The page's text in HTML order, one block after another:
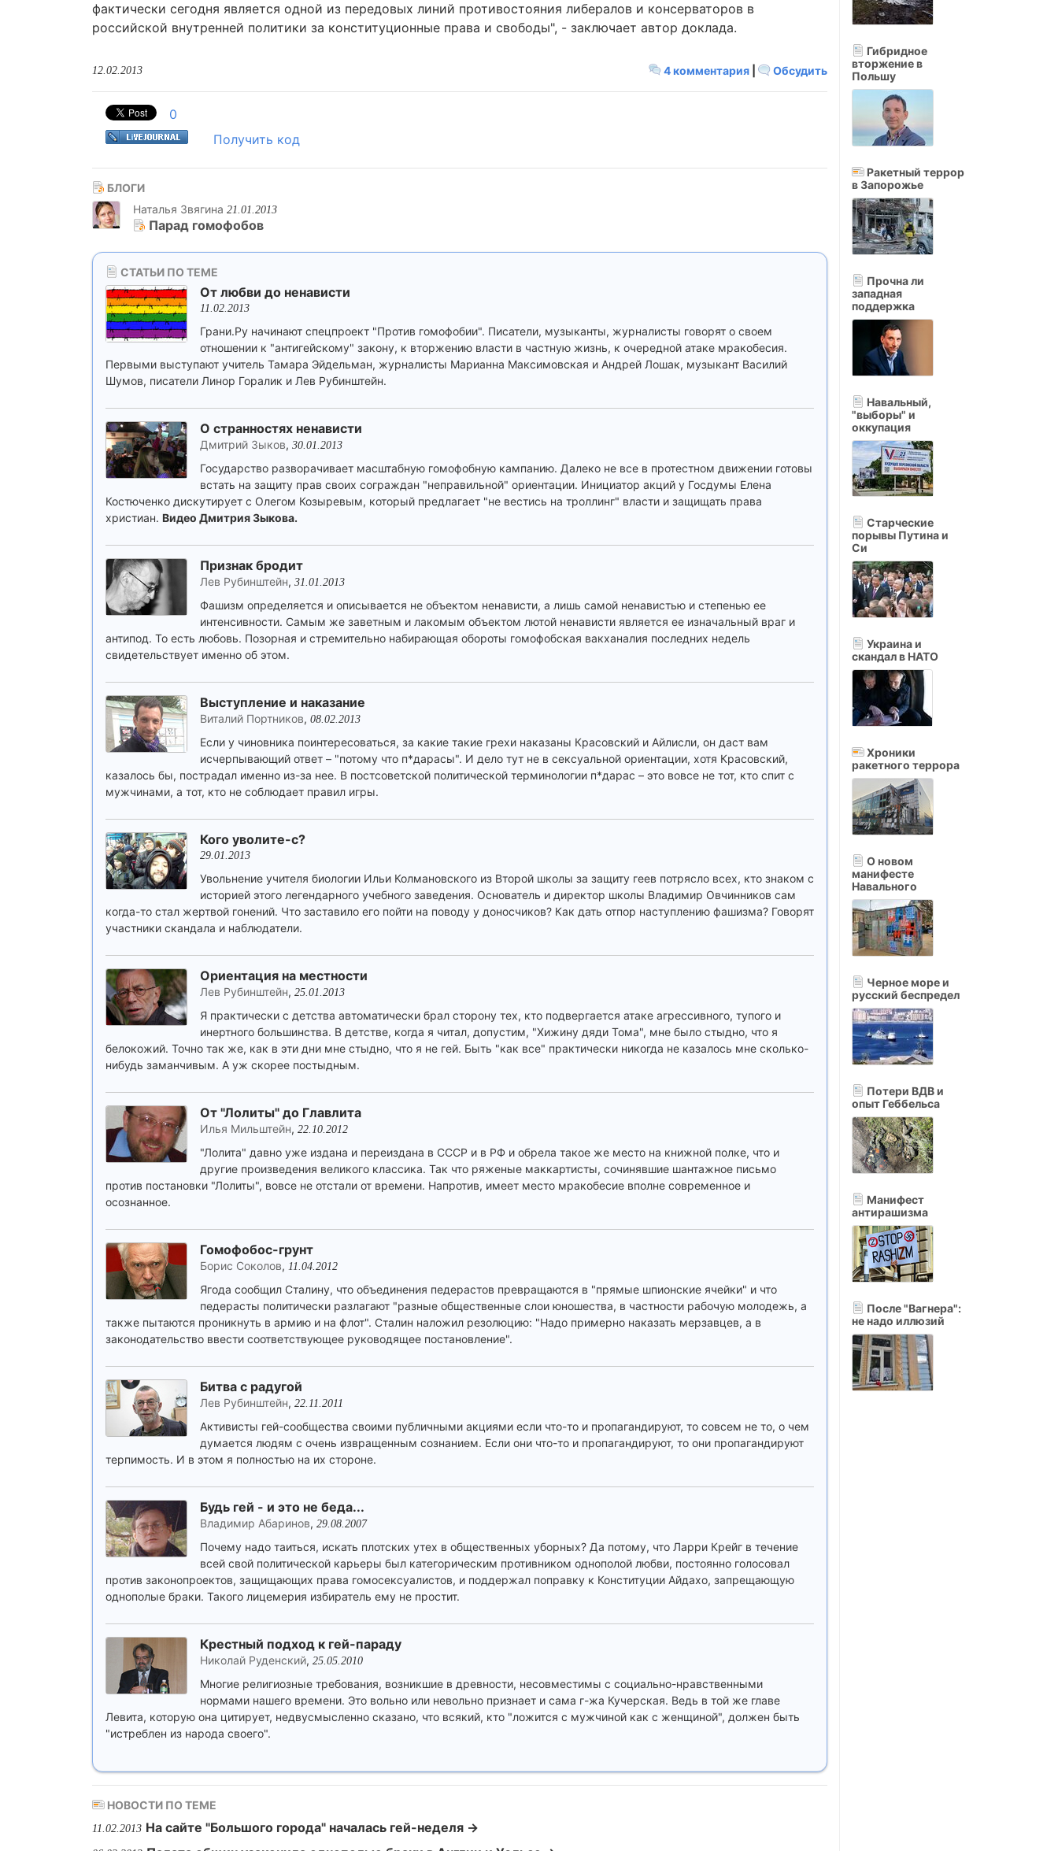
фактически сегодня является одной из передовых линий противостояния либералов и консерваторов в
российской внутренней политики за конституционные права и свободы", - заключает автор доклада.
4 комментария Обсудить
12.02.2013
0
Получить код
БЛОГИ
Наталья Звягина 21.01.2013
Парад гомофобов
СТАТЬИ ПО ТЕМЕ
От любви до ненависти
11.02.2013
Грани.Ру начинают спецпроект "Против гомофобии". Писатели, музыканты, журналисты говорят о своем
отношении к "антигейскому" закону, к вторжению власти в частную жизнь, к очередной атаке мракобесия.
Первыми выступают учитель Тамара Эйдельман, журналисты Марианна Максимовская и Андрей Лошак, музыкант Василий
Шумов, писатели Линор Горалик и Лев Рубинштейн.
О странностях ненависти
Дмитрий Зыков, 30.01.2013
Государство разворачивает масштабную гомофобную кампанию. Далеко не все в протестном движении готовы
встать на защиту прав своих сограждан "неправильной" ориентации. Инициатор акций у Госдумы Елена
Костюченко дискутирует с Олегом Козыревым, который предлагает "не вестись на троллинг" власти и защищать права
христиан. Видео Дмитрия Зыкова.
Признак бродит
Лев Рубинштейн, 31.01.2013
Фашизм определяется и описывается не объектом ненависти, а лишь самой ненавистью и степенью ее
интенсивности. Самым же заветным и лакомым объектом лютой ненависти является ее изначальный враг и
антипод. То есть любовь. Позорная и стремительно набирающая обороты гомофобская вакханалия последних недель
свидетельствует именно об этом.
Выступление и наказание
Виталий Портников, 08.02.2013
Если у чиновника поинтересоваться, за какие такие грехи наказаны Красовский и Айлисли, он даст вам
исчерпывающий ответ – "потому что п*дарасы". И дело тут не в сексуальной ориентации, хотя Красовский,
казалось бы, пострадал именно из-за нее. В постсоветской политической терминологии п*дарас – это вовсе не тот, кто спит с
мужчинами, а тот, кто не соблюдает правил игры.
Кого уволите-с?
29.01.2013
Увольнение учителя биологии Ильи Колмановского из Второй школы за защиту геев потрясло всех, кто знаком с
историей этого легендарного учебного заведения. Основатель и директор школы Владимир Овчинников сам
когда-то стал жертвой гонений. Что заставило его пойти на поводу у доносчиков? Как дать отпор наступлению фашизма? Говорят
участники скандала и наблюдатели.
Ориентация на местности
Лев Рубинштейн, 25.01.2013
Я практически с детства автоматически брал сторону тех, кто подвергается атаке агрессивного, тупого и
инертного большинства. В детстве, когда я читал, допустим, "Хижину дяди Тома", мне было стыдно, что я
белокожий. Точно так же, как в эти дни мне стыдно, что я не гей. Быть "как все" практически никогда не казалось мне сколько-
нибудь заманчивым. А уж скорее постыдным.
От "Лолиты" до Главлита
Илья Мильштейн, 22.10.2012
"Лолита" давно уже издана и переиздана в СССР и в РФ и обрела такое же место на книжной полке, что и
другие произведения великого классика. Так что ряженые маккартисты, сочинявшие шантажное письмо
против постановки "Лолиты", вовсе не отстали от времени. Напротив, имеет место мракобесие вполне современное и
осознанное.
Гомофобос-грунт
Борис Соколов, 11.04.2012
Ягода сообщил Сталину, что объединения педерастов превращаются в "прямые шпионские ячейки" и что
педерасты политически разлагают "разные общественные слои юношества, в частности рабочую молодежь, а
также пытаются проникнуть в армию и на флот". Сталин наложил резолюцию: "Надо примерно наказать мерзавцев, а в
законодательство ввести соответствующее руководящее постановление".
Битва с радугой
Лев Рубинштейн, 22.11.2011
Активисты гей-сообщества своими публичными акциями если что-то и пропагандируют, то совсем не то, о чем
думается людям с очень извращенным сознанием. Если они что-то и пропагандируют, то они пропагандируют
терпимость. И в этом я полностью на их стороне.
Будь гей - и это не беда...
Владимир Абаринов, 29.08.2007
Почему надо таиться, искать плотских утех в общественных уборных? Да потому, что Ларри Крейг в течение
всей свой политической карьеры был категорическим противником однополой любви, постоянно голосовал
против законопроектов, защищающих права гомосексуалистов, и поддержал поправку к Конституции Айдахо, запрещающую
однополые браки. Такого лицемерия избиратель ему не простит.
Крестный подход к гей-параду
Николай Руденский, 25.05.2010
Многие религиозные требования, возникшие в древности, несовместимы с социально-нравственными
нормами нашего времени. Это вольно или невольно признает и сама г-жа Кучерская. Ведь в той же главе
Левита, которую она цитирует, недвусмысленно сказано, что всякий, кто "ложится с мужчиной как с женщиной", должен быть
"истреблен из народа своего".
НОВОСТИ ПО ТЕМЕ
11.02.2013 На сайте "Большого города" началась гей-неделя →
Гибридное
вторжение в
Польшу
Ракетный террор
в Запорожье
Прочна ли
западная
поддержка
Навальный,
"выборы" и
оккупация
Старческие
порывы Путина и
Си
Украина и
скандал в НАТО
Хроники
ракетного террора
О новом
манифесте
Навального
Черное море и
русский беспредел
Потери ВДВ и
опыт Геббельса
Манифест
антирашизма
После "Вагнера":
не надо иллюзий